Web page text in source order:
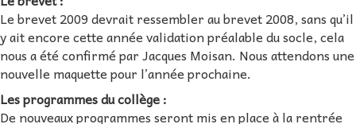
Le brevet 2009 devrait ressembler au brevet 2008, sans qu’il
y ait encore cette année validation préalable du socle, cela
nous a été confirmé par Jacques Moisan. Nous attendons une
nouvelle maquette pour l’année prochaine.
Les programmes du collège :
De nouveaux programmes seront mis en place à la rentrée